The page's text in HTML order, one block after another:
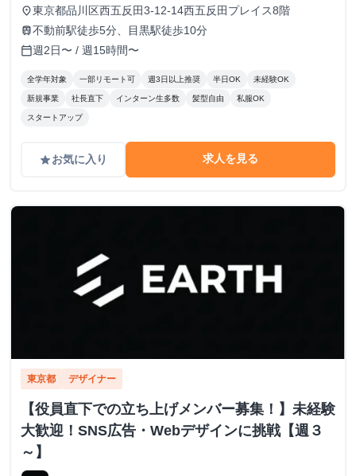
トすれば、学生でも圧倒的な実績と報酬を得られる環境で
す！
place東京都品川区西五反田3-12-14西五反田プレイス8階
train不動前駅徒歩5分、目黒駅徒歩10分
calendar_today週2日〜 / 週15時間〜
全学年対象 一部リモート可 週3日以上推奨 半日OK 未経験OK
新規事業 社長直下 インターン生多数 髪型自由 私服OK
スタートアップ
gradeお気に入り 求人を見る
東京都 デザイナー
【役員直下での立ち上げメンバー募集！】未経験
大歓迎！SNS広告・Webデザインに挑戦【週３
～】